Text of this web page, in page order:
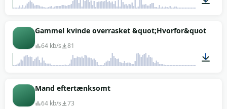
00:01
Gammel kvinde overrasket &quot;Hvorfor&quot;
64 kb/s 81
Mand eftertænksomt
64 kb/s 73